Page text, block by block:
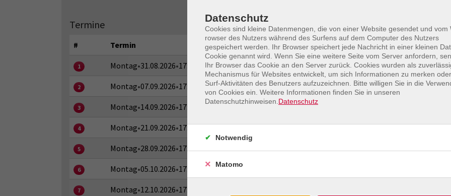
Termine
# Termin Ort / Raum
1 Montag•31.08.2026•17:30–19:00 Uhr Duesbergforum
2 Montag•07.09.2026•17:30–19:00 Uhr Duesbergforum
3 Montag•14.09.2026•17:30–19:00 Uhr
4 Montag•21.09.2026•17:30–19:00 Uhr Duesbergforum
5 Montag•28.09.2026•17:30–19:00 Uhr Duesbergforum
6 Montag•05.10.2026•17:30–19:00 Uhr
7 Montag•12.10.2026•17:30–19:00 Uhr
Datenschutz
Cookies sind kleine Datenmengen, die von einer Website gesendet und vom
rowser des Nutzers während des Surfens auf dem Computer des Nutzers
gespeichert werden. Ihr Browser speichert jede Nachricht in einer kleinen
Cookie genannt wird. Wenn Sie eine weitere Seite vom Server anfordern,
Ihr Browser das Cookie an den Server zurück. Cookies wurden als
Mechanismus für Websites entwickelt, um sich Informationen zu merken
Surf-Aktivitäten des Benutzers aufzuzeichnen. Bitte willigen Sie in die
von Cookies ein. Weitere Informationen finden Sie in unseren
Datenschutzhinweisen. Datenschutz
Notwendig
Matomo